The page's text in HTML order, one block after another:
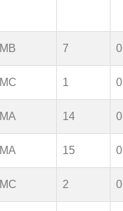
MB 7
MC 1
MA 14
MA 15
MC 2